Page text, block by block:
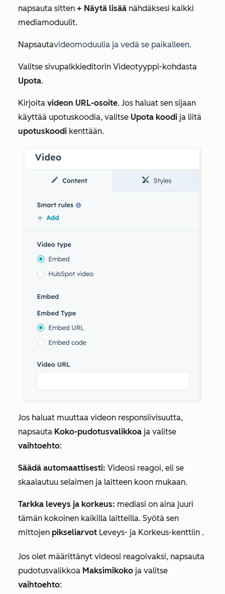
napsauta sitten + Näytä lisää nähdäksesi kaikki
mediamoduulit.
Napsautavideomoduulia ja vedä se paikalleen.
Valitse sivupalkkieditorin Videotyyppi-kohdasta
Upota.
Kirjoita videon URL-osoite. Jos haluat sen sijaan
käyttää upotuskoodia, valitse Upota koodi ja liitä
upotuskoodi kenttään.
Jos haluat muuttaa videon responsiivisuutta,
napsauta Koko-pudotusvalikkoa ja valitse
vaihtoehto:
Säädä automaattisesti: Videosi reagoi, eli se
skaalautuu selaimen ja laitteen koon mukaan.
Tarkka leveys ja korkeus: mediasi on aina juuri
tämän kokoinen kaikilla laitteilla. Syötä sen
mittojen pikseliarvot Leveys- ja Korkeus-kenttiin .
Jos olet määrittänyt videosi reagoivaksi, napsauta
pudotusvalikkoa Maksimikoko ja valitse
vaihtoehto: